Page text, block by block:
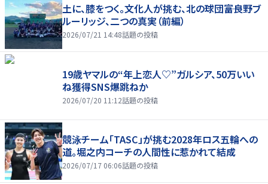
土に、膝をつく。文化人が挑む、北の球団――富良野ブ
ルーリッジ、二つの真実（前編）
2026/07/21 14:48話題の投稿
19歳ヤマルの“年上恋人♡”ガルシア、50万いい
ね獲得SNS爆跳ねか
2026/07/20 11:12話題の投稿
競泳チーム「TASC」が挑む2028年ロス五輪への
道。堀之内コーチの人間性に惹かれて結成
2026/07/17 06:06話題の投稿